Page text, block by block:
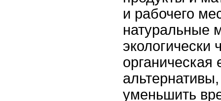
и рабочего
натуральные
экологически
органическая
уменьшить